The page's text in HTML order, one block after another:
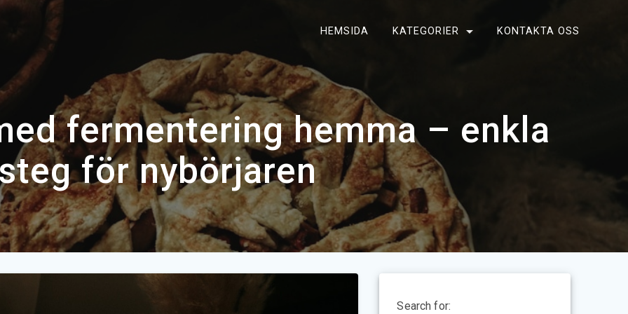
HEMSIDA KATEGORIER KONTAKTA OSS
fermentering hemma – enkla
steg för nybörjaren
Search for: